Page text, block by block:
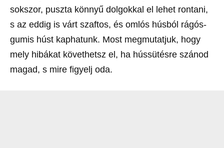
sokszor, puszta könnyű dolgokkal el lehet rontani,
s az eddig is várt szaftos, és omlós húsból rágós-
gumis húst kaphatunk. Most megmutatjuk, hogy
mely hibákat követhetsz el, ha hússütésre szánod
magad, s mire figyelj oda.